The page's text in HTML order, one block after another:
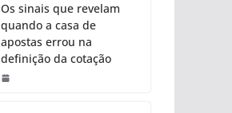
Os sinais que revelam
quando a casa de
apostas errou na
definição da cotação